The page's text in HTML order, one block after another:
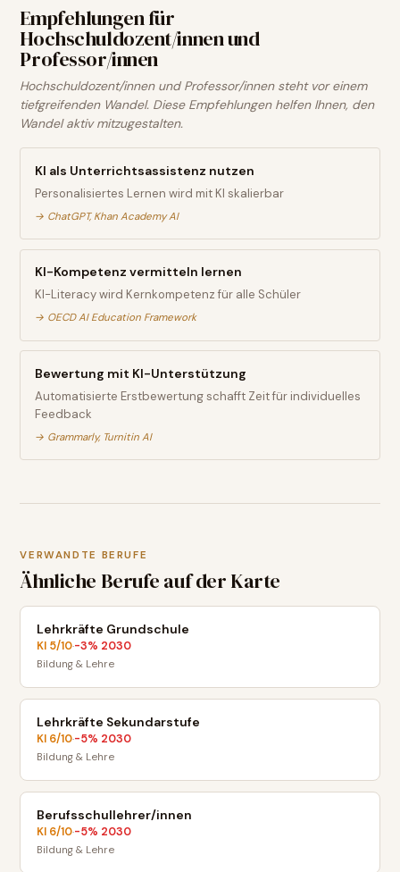
Empfehlungen für
Hochschuldozent/innen und
Professor/innen
Hochschuldozent/innen und Professor/innen steht vor einem
tiefgreifenden Wandel. Diese Empfehlungen helfen Ihnen, den
Wandel aktiv mitzugestalten.
KI als Unterrichtsassistenz nutzen
Personalisiertes Lernen wird mit KI skalierbar
→ ChatGPT, Khan Academy AI
KI-Kompetenz vermitteln lernen
KI-Literacy wird Kernkompetenz für alle Schüler
→ OECD AI Education Framework
Bewertung mit KI-Unterstützung
Automatisierte Erstbewertung schafft Zeit für individuelles
Feedback
→ Grammarly, Turnitin AI
VERWANDTE BERUFE
Ähnliche Berufe auf der Karte
Lehrkräfte Grundschule
KI 5/10·-3% 2030
Bildung & Lehre
Lehrkräfte Sekundarstufe
KI 6/10·-5% 2030
Bildung & Lehre
Berufsschullehrer/innen
KI 6/10·-5% 2030
Bildung & Lehre